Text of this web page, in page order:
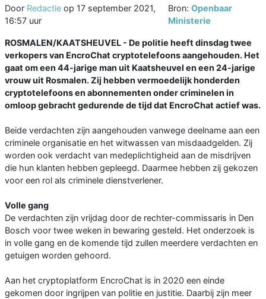
Door Redactie op 17 september 2021,
16:57 uur
Bron: Openbaar
Ministerie
ROSMALEN/KAATSHEUVEL - De politie heeft dinsdag twee
verkopers van EncroChat cryptotelefoons aangehouden. Het
gaat om een 44-jarige man uit Kaatsheuvel en een 24-jarige
vrouw uit Rosmalen. Zij hebben vermoedelijk honderden
cryptotelefoons en abonnementen onder criminelen in
omloop gebracht gedurende de tijd dat EncroChat actief was.
Beide verdachten zijn aangehouden vanwege deelname aan een
criminele organisatie en het witwassen van misdaadgelden. Zij
worden ook verdacht van medeplichtigheid aan de misdrijven
die hun klanten hebben gepleegd. Daarmee hebben zij gekozen
voor een rol als criminele dienstverlener.
Volle gang
De verdachten zijn vrijdag door de rechter-commissaris in Den
Bosch voor twee weken in bewaring gesteld. Het onderzoek is
in volle gang en de komende tijd zullen meerdere verdachten en
getuigen worden gehoord.
Aan het cryptoplatform EncroChat is in 2020 een einde
gekomen door ingrijpen van politie en justitie. Daarbij zijn meer